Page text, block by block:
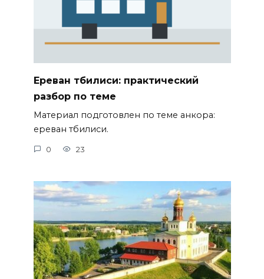
Ереван тбилиси: практический
разбор по теме
Материал подготовлен по теме анкора:
ереван тбилиси.
0 23